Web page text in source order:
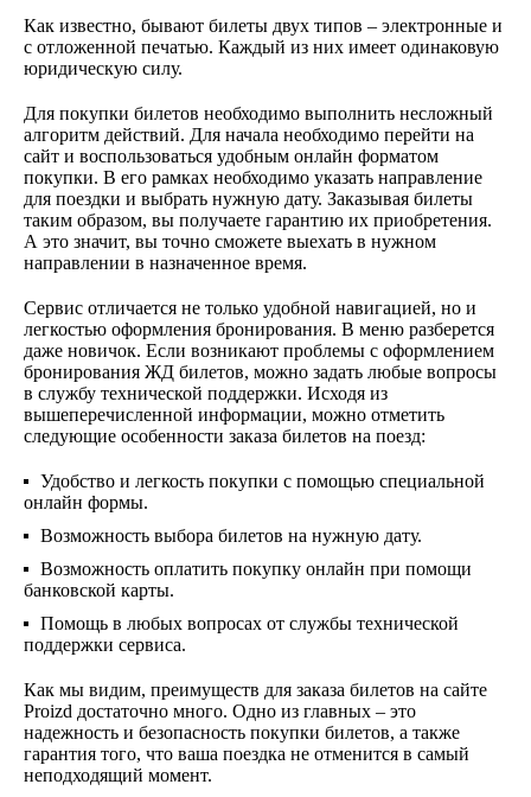
Как известно, бывают билеты двух типов – электронные и
с отложенной печатью. Каждый из них имеет одинаковую
юридическую силу.
Для покупки билетов необходимо выполнить несложный
алгоритм действий. Для начала необходимо перейти на
сайт и воспользоваться удобным онлайн форматом
покупки. В его рамках необходимо указать направление
для поездки и выбрать нужную дату. Заказывая билеты
таким образом, вы получаете гарантию их приобретения.
А это значит, вы точно сможете выехать в нужном
направлении в назначенное время.
Сервис отличается не только удобной навигацией, но и
легкостью оформления бронирования. В меню разберется
даже новичок. Если возникают проблемы с оформлением
бронирования ЖД билетов, можно задать любые вопросы
в службу технической поддержки. Исходя из
вышеперечисленной информации, можно отметить
следующие особенности заказа билетов на поезд:
Удобство и легкость покупки с помощью специальной
онлайн формы.
Возможность выбора билетов на нужную дату.
Возможность оплатить покупку онлайн при помощи
банковской карты.
Помощь в любых вопросах от службы технической
поддержки сервиса.
Как мы видим, преимуществ для заказа билетов на сайте
Proizd достаточно много. Одно из главных – это
надежность и безопасность покупки билетов, а также
гарантия того, что ваша поездка не отменится в самый
неподходящий момент.